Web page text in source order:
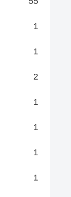
1
1
2
1
1
1
1